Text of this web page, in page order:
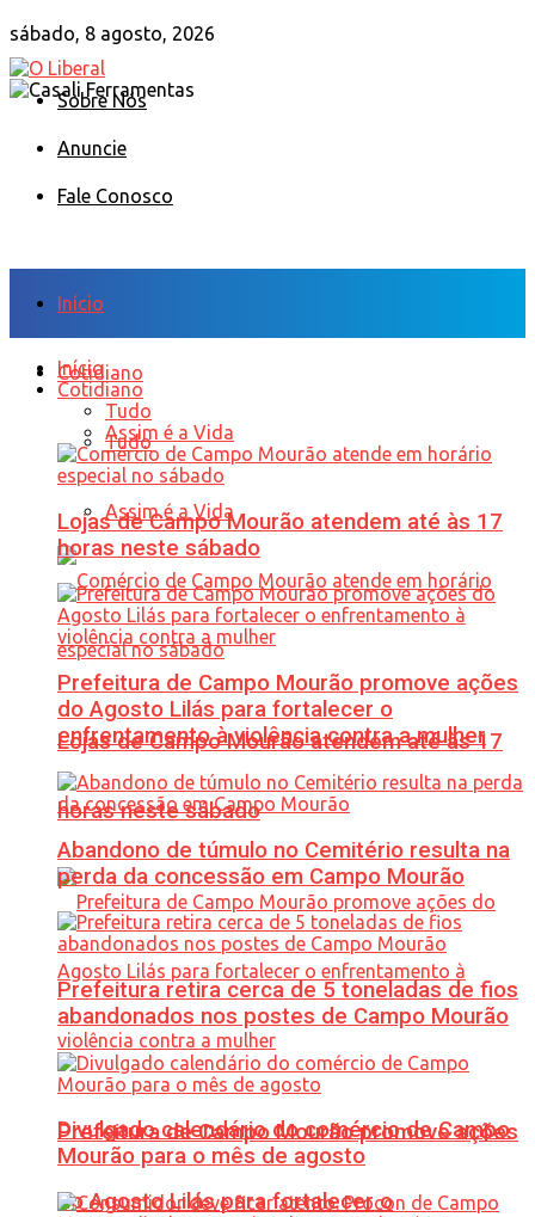
sábado, 8 agosto, 2026
Sobre Nós
Anuncie
Fale Conosco
Início
Cotidiano
Tudo
Assim é a Vida
Lojas de Campo Mourão atendem até às 17
horas neste sábado
Prefeitura de Campo Mourão promove ações
do Agosto Lilás para fortalecer o
Início
Cotidiano
Tudo
Assim é a Vida
Lojas de Campo Mourão atendem até às 17
horas neste sábado
Prefeitura de Campo Mourão promove ações
do Agosto Lilás para fortalecer o
enfrentamento à violência contra a mulher
Abandono de túmulo no Cemitério resulta na
perda da concessão em Campo Mourão
Prefeitura retira cerca de 5 toneladas de fios
abandonados nos postes de Campo Mourão
Divulgado calendário do comércio de Campo
Mourão para o mês de agosto